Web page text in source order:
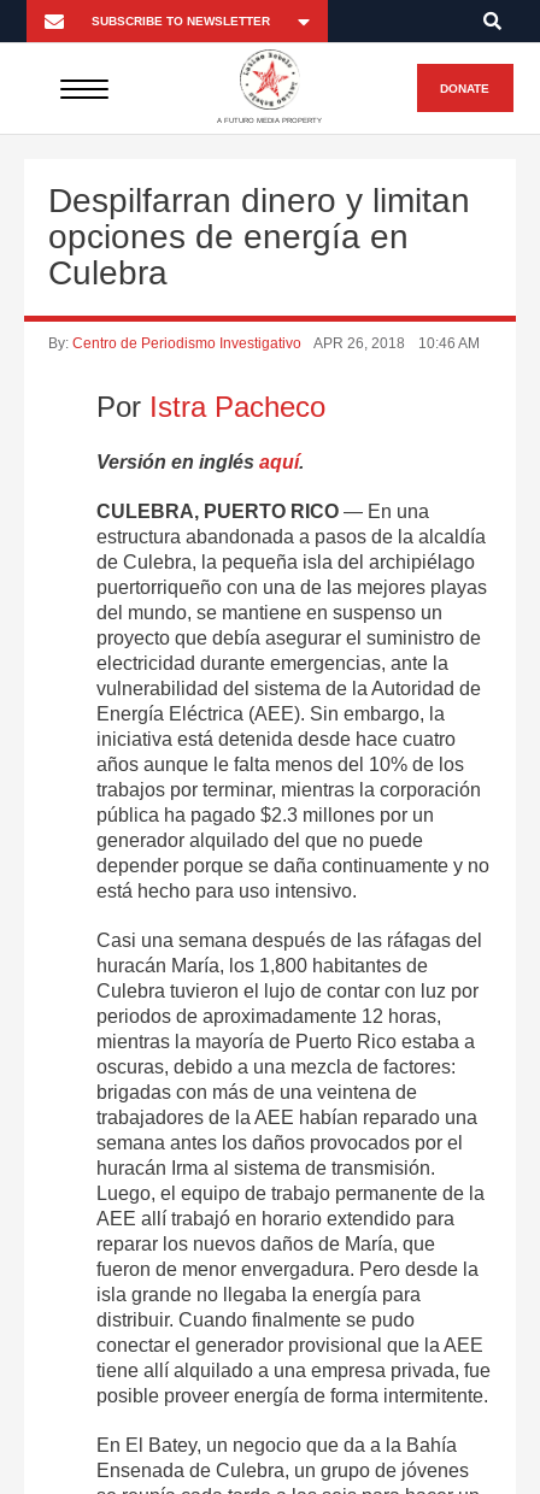
A FUTURO MEDIA PROPERTY
DONATE
Despilfarran dinero y limitan
opciones de energía en
Culebra
By: Centro de Periodismo Investigativo APR 26, 2018 10:46 AM
Por Istra Pacheco
Versión en inglés aquí.
CULEBRA, PUERTO RICO — En una
estructura abandonada a pasos de la alcaldía
de Culebra, la pequeña isla del archipiélago
puertorriqueño con una de las mejores playas
del mundo, se mantiene en suspenso un
proyecto que debía asegurar el suministro de
electricidad durante emergencias, ante la
vulnerabilidad del sistema de la Autoridad de
Energía Eléctrica (AEE). Sin embargo, la
iniciativa está detenida desde hace cuatro
años aunque le falta menos del 10% de los
trabajos por terminar, mientras la corporación
pública ha pagado $2.3 millones por un
generador alquilado del que no puede
depender porque se daña continuamente y no
está hecho para uso intensivo.
Casi una semana después de las ráfagas del
huracán María, los 1,800 habitantes de
Culebra tuvieron el lujo de contar con luz por
periodos de aproximadamente 12 horas,
mientras la mayoría de Puerto Rico estaba a
oscuras, debido a una mezcla de factores:
brigadas con más de una veintena de
trabajadores de la AEE habían reparado una
semana antes los daños provocados por el
huracán Irma al sistema de transmisión.
Luego, el equipo de trabajo permanente de la
AEE allí trabajó en horario extendido para
reparar los nuevos daños de María, que
fueron de menor envergadura. Pero desde la
isla grande no llegaba la energía para
distribuir. Cuando finalmente se pudo
conectar el generador provisional que la AEE
tiene allí alquilado a una empresa privada, fue
posible proveer energía de forma intermitente.
En El Batey, un negocio que da a la Bahía
Ensenada de Culebra, un grupo de jóvenes